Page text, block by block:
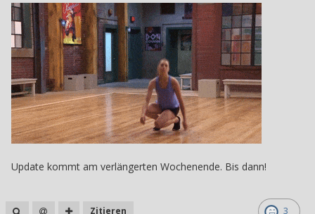
Update kommt am verlängerten Wochenende. Bis dann!
3
Zitieren